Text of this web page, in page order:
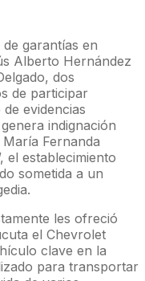
garantías en
Alberto Hernández
dos
de participar
evidencias
indignación
Fernanda
el establecimiento
sometida a un
les ofreció
el Chevrolet
clave en la
para transportar